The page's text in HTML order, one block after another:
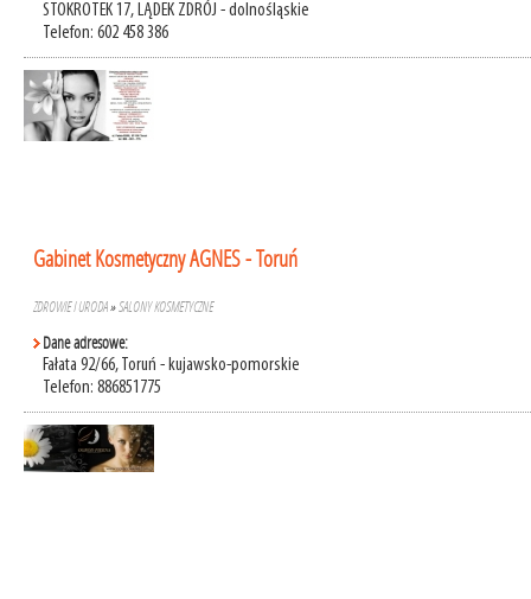
STOKROTEK 17, LĄDEK ZDRÓJ - dolnośląskie
Telefon: 602 458 386
Gabinet Kosmetyczny AGNES - Toruń
ZDROWIE I URODA»SALONY KOSMETYCZNE
Dane adresowe:
Fałata 92/66, Toruń - kujawsko-pomorskie
Telefon: 886851775